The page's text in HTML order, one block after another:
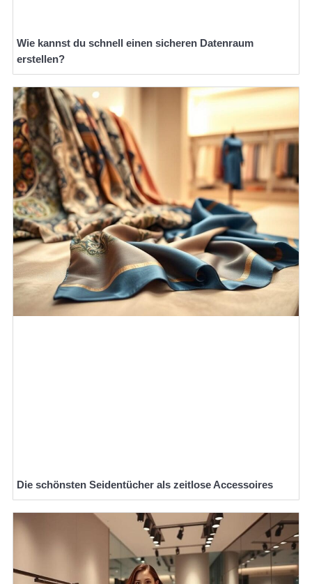
Wie kannst du schnell einen sicheren Datenraum
erstellen?
Die schönsten Seidentücher als zeitlose Accessoires